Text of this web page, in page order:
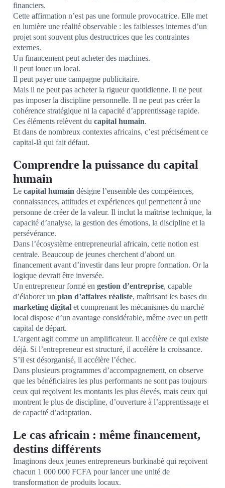
financiers.
Cette affirmation n’est pas une formule provocatrice. Elle met
en lumière une réalité observable : les faiblesses internes d’un
projet sont souvent plus destructrices que les contraintes
externes.
Un financement peut acheter des machines.
Il peut louer un local.
Il peut payer une campagne publicitaire.
Mais il ne peut pas acheter la rigueur quotidienne. Il ne peut
pas imposer la discipline personnelle. Il ne peut pas créer la
cohérence stratégique ni la capacité d’apprentissage rapide.
Ces éléments relèvent du capital humain.
Et dans de nombreux contextes africains, c’est précisément ce
capital-là qui fait défaut.
Comprendre la puissance du capital
humain
Le capital humain désigne l’ensemble des compétences,
connaissances, attitudes et expériences qui permettent à une
personne de créer de la valeur. Il inclut la maîtrise technique, la
capacité d’analyse, la gestion des émotions, la discipline et la
persévérance.
Dans l’écosystème entrepreneurial africain, cette notion est
centrale. Beaucoup de jeunes cherchent d’abord un
financement avant d’investir dans leur propre formation. Or la
logique devrait être inversée.
Un entrepreneur formé en gestion d’entreprise, capable
d’élaborer un plan d’affaires réaliste, maîtrisant les bases du
marketing digital et comprenant les mécanismes du marché
local dispose d’un avantage considérable, même avec un petit
capital de départ.
L’argent agit comme un amplificateur. Il accélère ce qui existe
déjà. Si l’entrepreneur est structuré, il accélère la croissance.
S’il est désorganisé, il accélère l’échec.
Dans plusieurs programmes d’accompagnement, on observe
que les bénéficiaires les plus performants ne sont pas toujours
ceux qui reçoivent les montants les plus élevés, mais ceux qui
montrent le plus de discipline, d’ouverture à l’apprentissage et
de capacité d’adaptation.
Le cas africain : même financement,
destins différents
Imaginons deux jeunes entrepreneurs burkinabè qui reçoivent
chacun 1 000 000 FCFA pour lancer une unité de
transformation de produits locaux.